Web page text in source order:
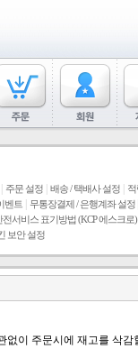
주문 설정 배송 / 택배사 설정
벤트 무통장결제 / 은행계좌 설정
전서비스 표기방법 (KCP 에스크로)
보안 설정
없이 주문시에 재고를 삭감